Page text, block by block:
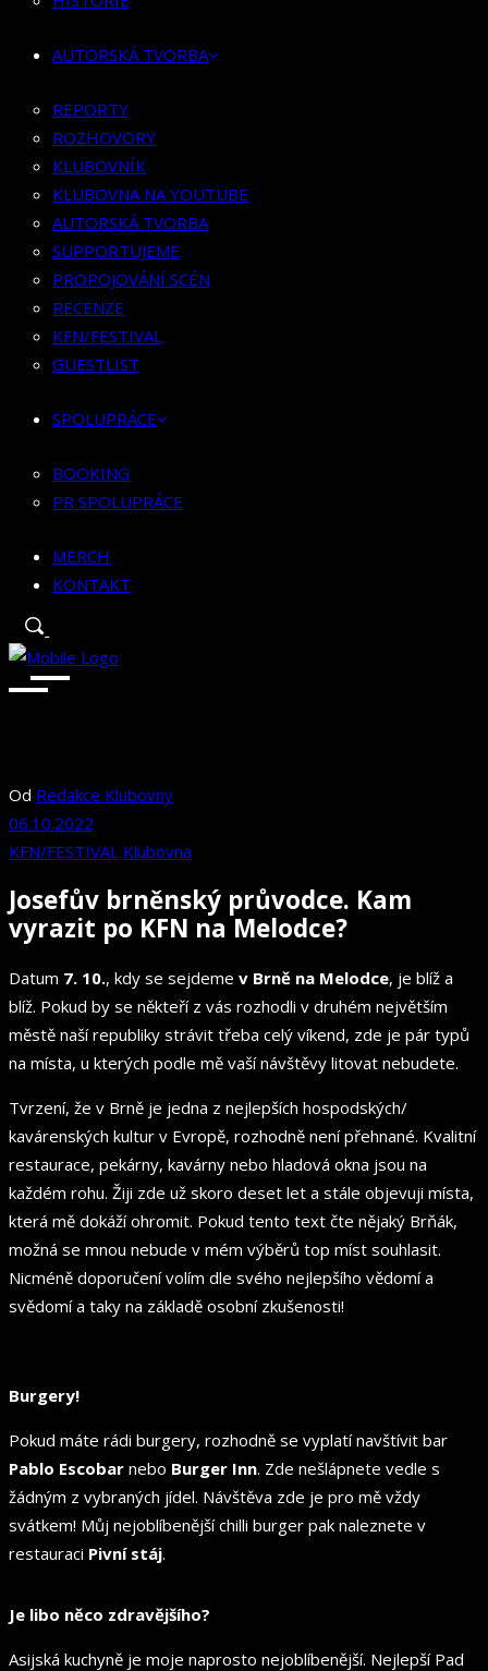
KLUBOVNA NA YOUTUBE
SUPPORTUJEME
PROPOJOVÁNÍ SCÉN
RECENZE
KFN/FESTIVAL
GUESTLIST
SPOLUPRÁCE
BOOKING
PR SPOLUPRÁCE
MERCH
AUTORSKÁ TVORBA
REPORTY
ROZHOVORY
KLUBOVNÍK
KLUBOVNA NA YOUTUBE
AUTORSKÁ TVORBA
SUPPORTUJEME
PROPOJOVÁNÍ SCÉN
RECENZE
KFN/FESTIVAL
GUESTLIST
SPOLUPRÁCE
BOOKING
PR SPOLUPRÁCE
MERCH
KONTAKT
Od Redakce Klubovny
06.10.2022
KFN/FESTIVAL Klubovna
Josefův brněnský průvodce. Kam
vyrazit po KFN na Melodce?
Datum 7. 10., kdy se sejdeme v Brně na Melodce, je blíž a
blíž. Pokud by se někteří z vás rozhodli v druhém největším
městě naší republiky strávit třeba celý víkend, zde je pár typů
na místa, u kterých podle mě vaší návštěvy litovat nebudete.
Tvrzení, že v Brně je jedna z nejlepších hospodských/
kavárenských kultur v Evropě, rozhodně není přehnané. Kvalitní
restaurace, pekárny, kavárny nebo hladová okna jsou na
každém rohu. Žiji zde už skoro deset let a stále objevuji místa,
která mě dokáží ohromit. Pokud tento text čte nějaký Brňák,
možná se mnou nebude v mém výběrů top míst souhlasit.
Nicméně doporučení volím dle svého nejlepšího vědomí a
svědomí a taky na základě osobní zkušenosti!
Burgery!
Pokud máte rádi burgery, rozhodně se vyplatí navštívit bar
Pablo Escobar nebo Burger Inn. Zde nešlápnete vedle s
žádným z vybraných jídel. Návštěva zde je pro mě vždy
svátkem! Můj nejoblíbenější chilli burger pak naleznete v
restauraci Pivní stáj.
Je libo něco zdravějšího?
Asijská kuchyně je moje naprosto nejoblíbenější. Nejlepší Pad